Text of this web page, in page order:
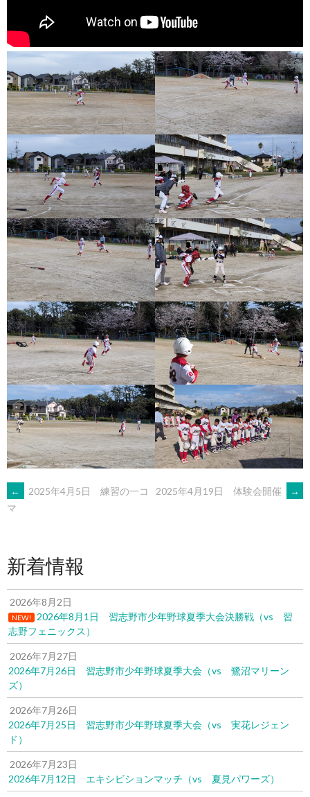
POST
←
2025年4月5日 練習の一コ
マ
2025年4月19日 体験会開催 →
新着情報
2026年8月2日
NEW!
2026年8月1日 習志野市少年野球夏季大会決勝戦（vs 習
志野フェニックス）
2026年7月27日
2026年7月26日 習志野市少年野球夏季大会（vs 鷺沼マリーン
ズ）
2026年7月26日
2026年7月25日 習志野市少年野球夏季大会（vs 実花レジェン
ド）
2026年7月23日
2026年7月12日 エキシビションマッチ（vs 夏見パワーズ）